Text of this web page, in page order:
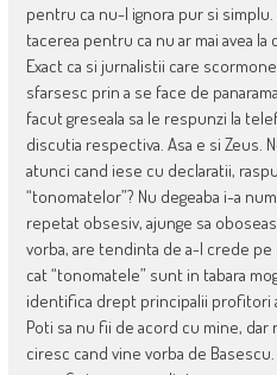
pentru ca nu-l ignora pur si simplu.
tacerea pentru ca nu ar mai avea
Exact ca si jurnalistii care
sfarsesc prin a se face de
facut greseala sa le respunzi la
discutia respectiva. Asa e si Zeus.
atunci cand iese cu declaratii,
“tonomatelor”? Nu degeaba i-a
repetat obsesiv, ajunge sa
vorba, are tendinta de a-l crede
cat “tonomatele” sunt in tabara
identifica drept principalii profitori
Poti sa nu fii de acord cu mine, dar
ciresc cand vine vorba de